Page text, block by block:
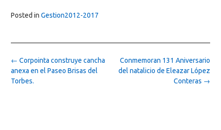
Posted in Gestion2012-2017
Post
navigation
Conmemoran 131 Aniversario
del natalicio de Eleazar López
Conteras →
← Corpointa construye cancha
anexa en el Paseo Brisas del
Torbes.